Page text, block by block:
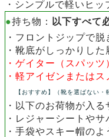
・シンプルで軽いヒッ
●持ち物：
以下すべて
・フロントジップで
・靴底がしっかりした
・ゲイター（スパッツ
・軽アイゼンまたはス
【おすすめ】（靴を選ばない
・ 以下のお荷物が入る
・レジャーシートやサ
・ 手袋やスキー帽のよ